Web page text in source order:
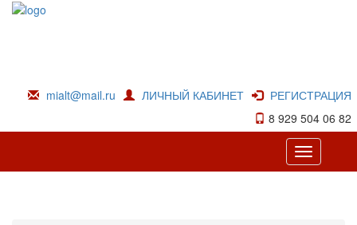
РЕГИСТРАЦИЯ
ЛИЧНЫЙ КАБИНЕТ
mialt@mail.ru
8 929 504 06 82
Toggle
navigation